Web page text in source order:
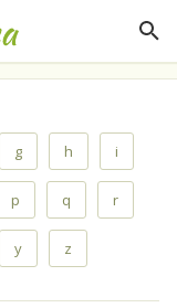
g h i
p q r
y z